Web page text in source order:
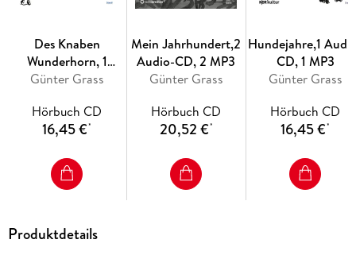
Des Knaben
Wunderhorn, 1
Audio-CD, 1 MP3
Günter Grass
Hörbuch CD
16,45 €*
Mein Jahrhundert,2
Audio-CD, 2 MP3
Günter Grass
Hörbuch CD
20,52 €*
Hundejahre,1
CD, 1 MP3
Günter Grass
Hörbuch CD
16,45 €*
Produktdetails